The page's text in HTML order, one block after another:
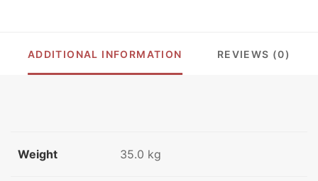
อ่อน
รุ่น
quantity
ADDITIONAL INFORMATION REVIEWS (0)
Weight 35.0 kg